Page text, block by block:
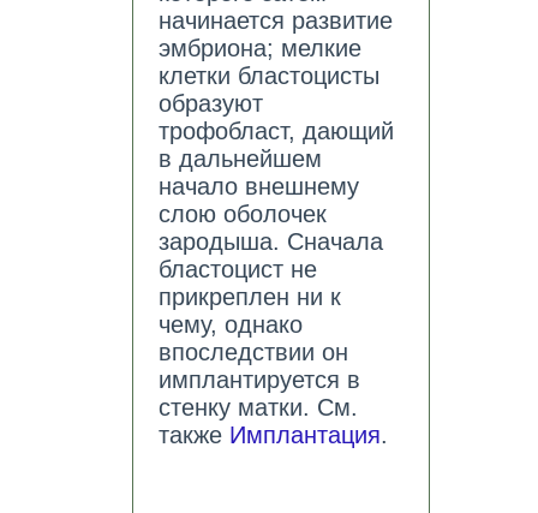
начинается развитие
эмбриона; мелкие
клетки бластоцисты
образуют
трофобласт, дающий
в дальнейшем
начало внешнему
слою оболочек
зародыша. Сначала
бластоцист не
прикреплен ни к
чему, однако
впоследствии он
имплантируется в
стенку матки. См.
также Имплантация.